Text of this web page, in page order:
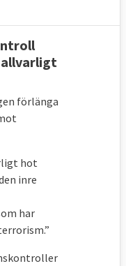
allvarligt
förlänga
hot
inre
har